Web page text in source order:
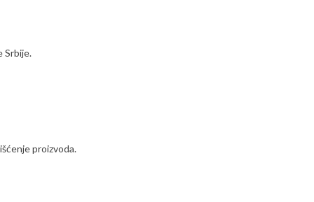
Srbije.
proizvoda.